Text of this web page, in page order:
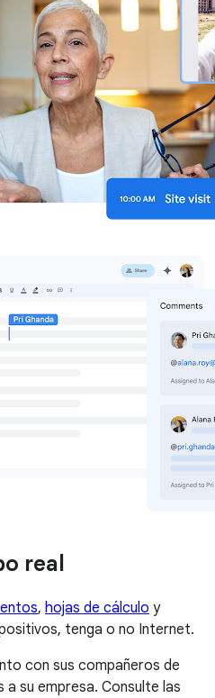
real
, hojas de cálculo y
tenga o no Internet.
con sus compañeros de
su empresa. Consulte las